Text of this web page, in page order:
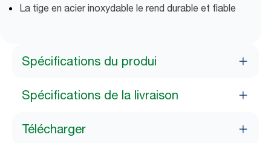
La tige en acier inoxydable le rend durable et fiable
Spécifications du produi
Spécifications de la livraison
Télécharger